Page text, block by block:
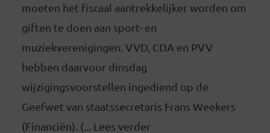
moeten het fiscaal aantrekkelijker worden om
giften te doen aan sport- en
muziekverenigingen. VVD, CDA en PVV
hebben daarvoor dinsdag
wijzigingsvoorstellen ingediend op de
Geefwet van staatssecretaris Frans Weekers
(Financiën). (... Lees verder